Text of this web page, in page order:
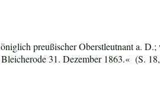
preußischer Oberstleutnant a. D.;
31. Dezember 1863.« (S.